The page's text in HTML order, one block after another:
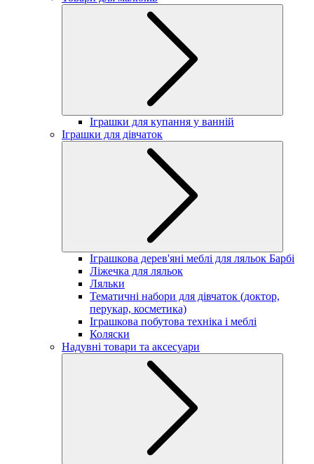
Іграшки для купання у ванній
Іграшки для дівчаток
Іграшкова дерев'яні меблі для ляльок Барбі
Ліжечка для ляльок
Ляльки
Тематичні набори для дівчаток (доктор,
перукар, косметика)
Іграшкова побутова техніка і меблі
Коляски
Надувні товари та аксесуари